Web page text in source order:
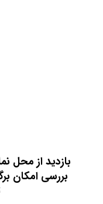
بازدید از محل
بررسی امکان